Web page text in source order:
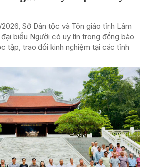
Sở Dân tộc và Tôn giáo tỉnh Lâm
biểu Người có uy tín trong đồng bào
tập, trao đổi kinh nghiệm tại các tỉnh